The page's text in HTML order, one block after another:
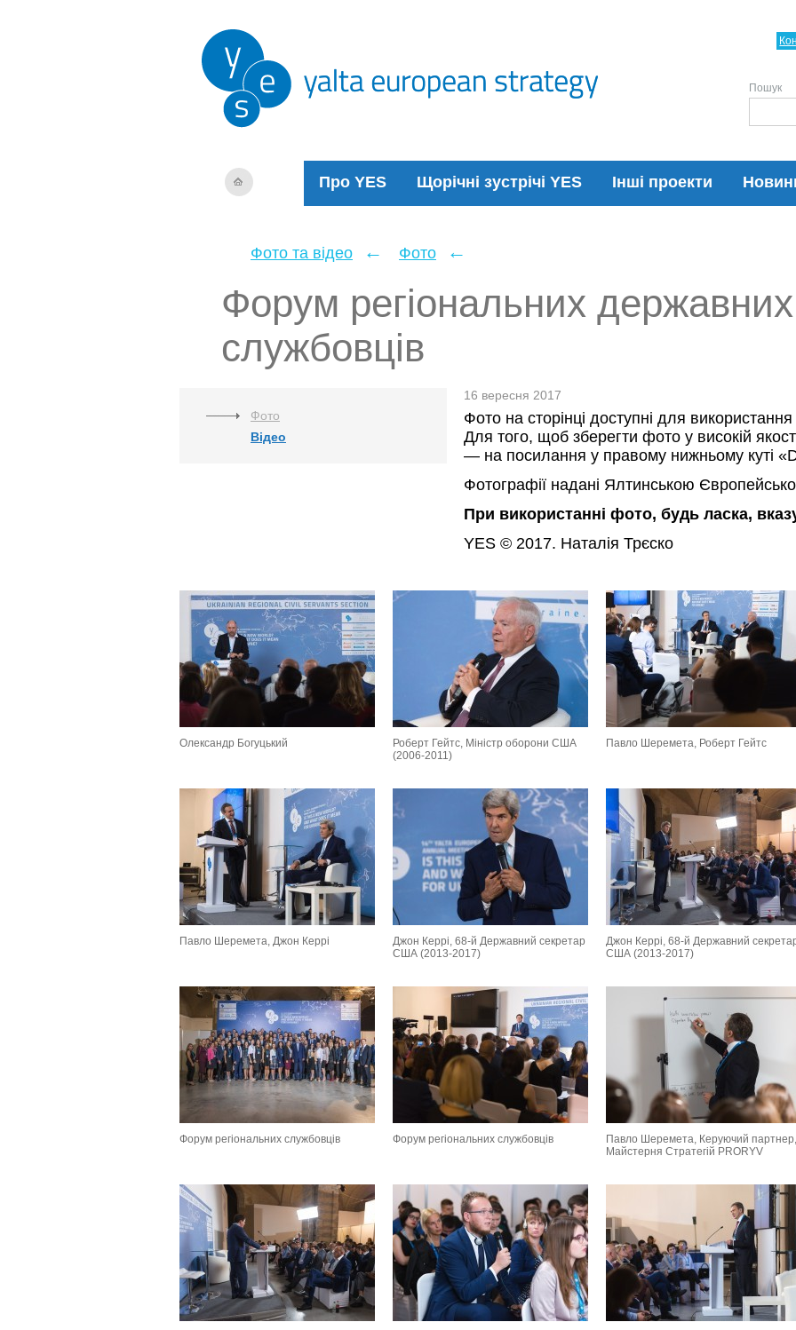
Про YES Щорічні зустрічі YES Інші проекти
Пошук
Фото та відео ← Фото ←
Форум регіональних державних
службовців
Фото
Відео
16 вересня 2017
Фото на сторінці доступні для
Для того, щоб зберегти фото у високій
— на посилання у правому нижньому куті
Фотографії надані Ялтинською
При використанні фото, будь ласка,
YES © 2017. Наталія Трєско
Олександр Богуцький
Роберт Гейтс, Міністр оборони США
(2006-2011)
Павло Шеремета, Роберт Гейтс
Павло Шеремета, Джон Керрі
Джон Керрі, 68-й Державний секретар
США (2013-2017)
Джон Керрі, 68-й Державний
США (2013-2017)
Форум регіональних службовців Форум регіональних службовців
Павло Шеремета, Керуючий партнер,
Майстерня Стратегій PRORYV